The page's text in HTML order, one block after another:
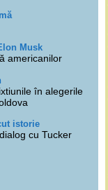
Musk
americanilor
în alegerile
istorie
cu Tucker